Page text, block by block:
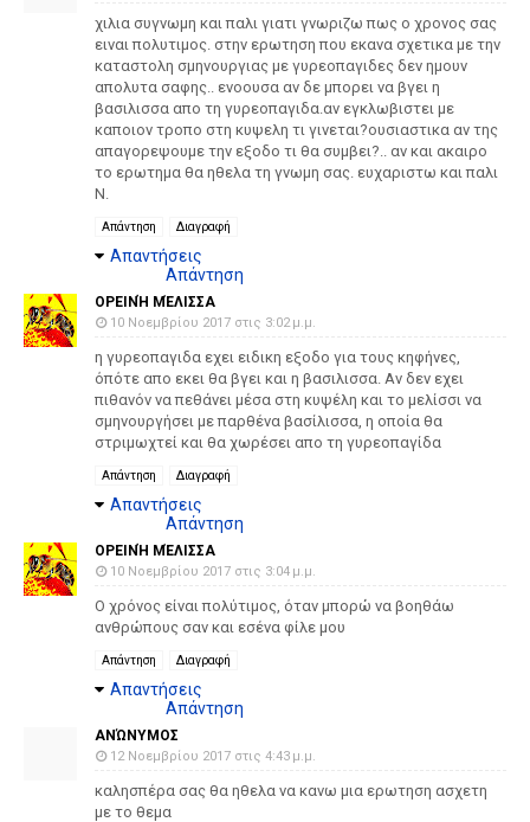
χιλια συγνωμη και παλι γιατι γνωριζω πως ο χρονος σας
ειναι πολυτιμος. στην ερωτηση που εκανα σχετικα με την
καταστολη σμηνουργιας με γυρεοπαγιδες δεν ημουν
απολυτα σαφης.. ενοουσα αν δε μπορει να βγει η
βασιλισσα απο τη γυρεοπαγιδα.αν εγκλωβιστει με
καποιον τροπο στη κυψελη τι γινεται?ουσιαστικα αν της
απαγορεψουμε την εξοδο τι θα συμβει?.. αν και ακαιρο
το ερωτημα θα ηθελα τη γνωμη σας. ευχαριστω και παλι
Ν.
Απάντηση Διαγραφή
Απαντήσεις
Απάντηση
ΟΡΕΙΝΉ ΜΈΛΙΣΣΑ
10 Νοεμβρίου 2017 στις 3:02 μ.μ.
η γυρεοπαγιδα εχει ειδικη εξοδο για τους κηφήνες,
όπότε απο εκει θα βγει και η βασιλισσα. Αν δεν εχει
πιθανόν να πεθάνει μέσα στη κυψέλη και το μελίσσι να
σμηνουργήσει με παρθένα βασίλισσα, η οποία θα
στριμωχτεί και θα χωρέσει απο τη γυρεοπαγίδα
Απάντηση Διαγραφή
Απαντήσεις
Απάντηση
ΟΡΕΙΝΉ ΜΈΛΙΣΣΑ
10 Νοεμβρίου 2017 στις 3:04 μ.μ.
Ο χρόνος είναι πολύτιμος, όταν μπορώ να βοηθάω
ανθρώπους σαν και εσένα φίλε μου
Απάντηση Διαγραφή
Απαντήσεις
Απάντηση
ΑΝΏΝΥΜΟΣ
12 Νοεμβρίου 2017 στις 4:43 μ.μ.
καλησπέρα σας θα ηθελα να κανω μια ερωτηση ασχετη
με το θεμα